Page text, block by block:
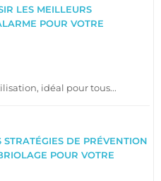
LES MEILLEURS
POUR VOTRE
idéal pour tous...
STRATÉGIES DE PRÉVENTION
POUR VOTRE